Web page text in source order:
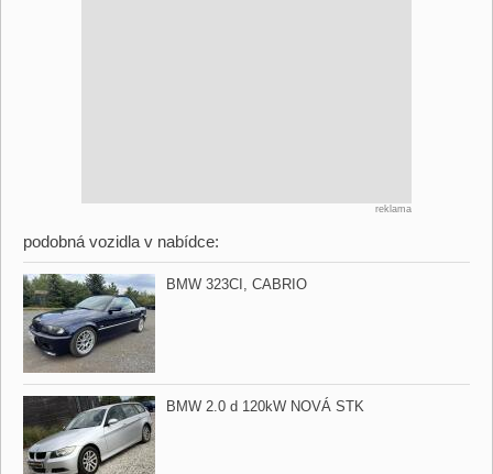
reklama
podobná vozidla v nabídce:
BMW 323CI,​ CABRIO
BMW 2.0 d 120kW NOVÁ STK